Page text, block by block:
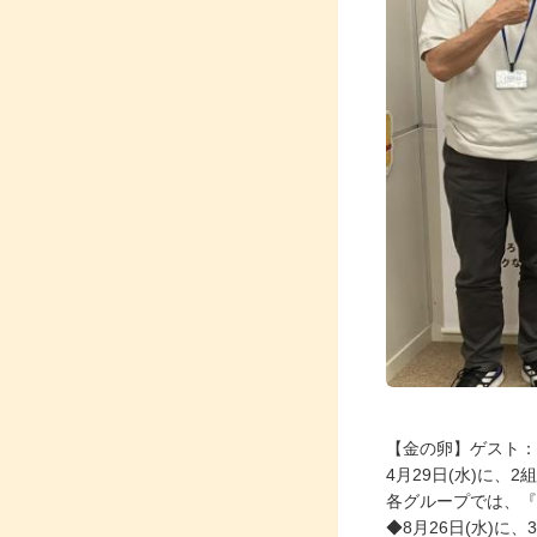
【金の卵】ゲスト
4月29日(水)に、2
各グループでは、
◆8月26日(水)に、